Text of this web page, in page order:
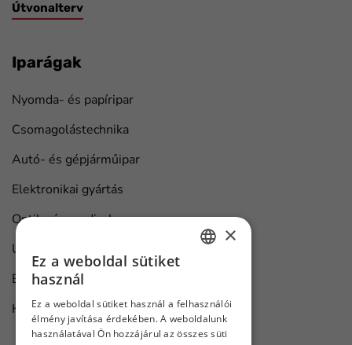
Útvonalterv
Iparágak
Nyomda- és papíripar
Csomagolástechnika
Autó- és gépjárműipar
Elektronikai gyártás
Optika és medical
Univerzális ipari megoldások
Bútorgyártás
Hajó karbantartás
×
Ez a weboldal sütiket
használ
Ez a weboldal sütiket használ a felhasználói
élmény javítása érdekében. A weboldalunk
használatával Ön hozzájárul az összes süti